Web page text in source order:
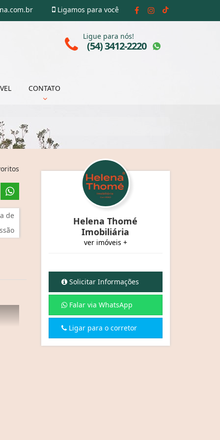
Ligamos para você
CONTATO
Ligue para nós!
(54) 3412-2220
de
Helena Thomé
Imobiliária
ver imóveis +
Solicitar Informações
Falar via WhatsApp
Ligar para o corretor